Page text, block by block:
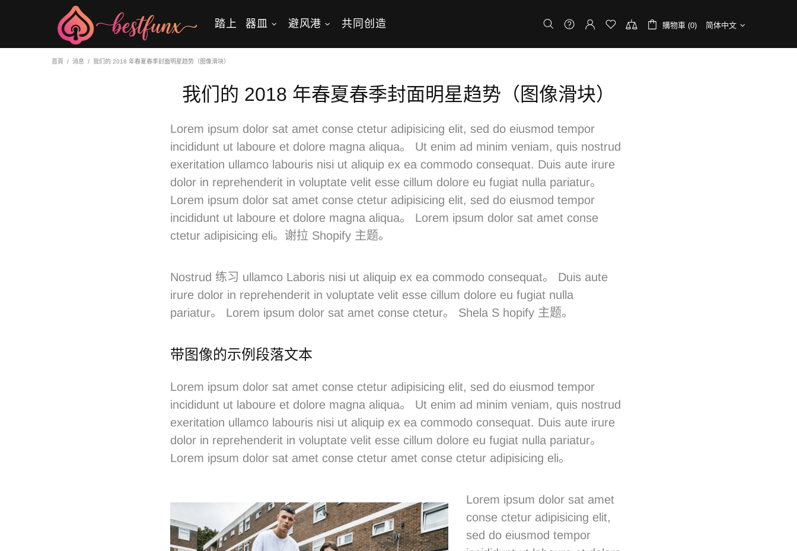
踏上 器皿 避风港 共同创造 購物車 (0) 简体中文
首頁 消息 我们的 2018 年春夏春季封面明星趋势（图像滑块）
我们的 2018 年春夏春季封面明星趋势（图像滑块）
Lorem ipsum dolor sat amet conse ctetur adipisicing elit, sed do eiusmod tempor
incididunt ut laboure et dolore magna aliqua。 Ut enim ad minim veniam, quis nostrud
exeritation ullamco labouris nisi ut aliquip ex ea commodo consequat. Duis aute irure
dolor in reprehenderit in voluptate velit esse cillum dolore eu fugiat nulla pariatur。
Lorem ipsum dolor sat amet conse ctetur adipisicing elit, sed do eiusmod tempor
incididunt ut laboure et dolore magna aliqua。 Lorem ipsum dolor sat amet conse
ctetur adipisicing eli。谢拉 Shopify 主题。
Nostrud 练习 ullamco Laboris nisi ut aliquip ex ea commodo consequat。 Duis aute
irure dolor in reprehenderit in voluptate velit esse cillum dolore eu fugiat nulla
pariatur。 Lorem ipsum dolor sat amet conse ctetur。 Shela S hopify 主题。
带图像的示例段落文本
Lorem ipsum dolor sat amet conse ctetur adipisicing elit, sed do eiusmod tempor
incididunt ut laboure et dolore magna aliqua。 Ut enim ad minim veniam, quis nostrud
exeritation ullamco labouris nisi ut aliquip ex ea commodo consequat. Duis aute irure
dolor in reprehenderit in voluptate velit esse cillum dolore eu fugiat nulla pariatur。
Lorem ipsum dolor sat amet conse ctetur amet conse ctetur adipisicing eli。
Lorem ipsum dolor sat amet
conse ctetur adipisicing elit,
sed do eiusmod tempor